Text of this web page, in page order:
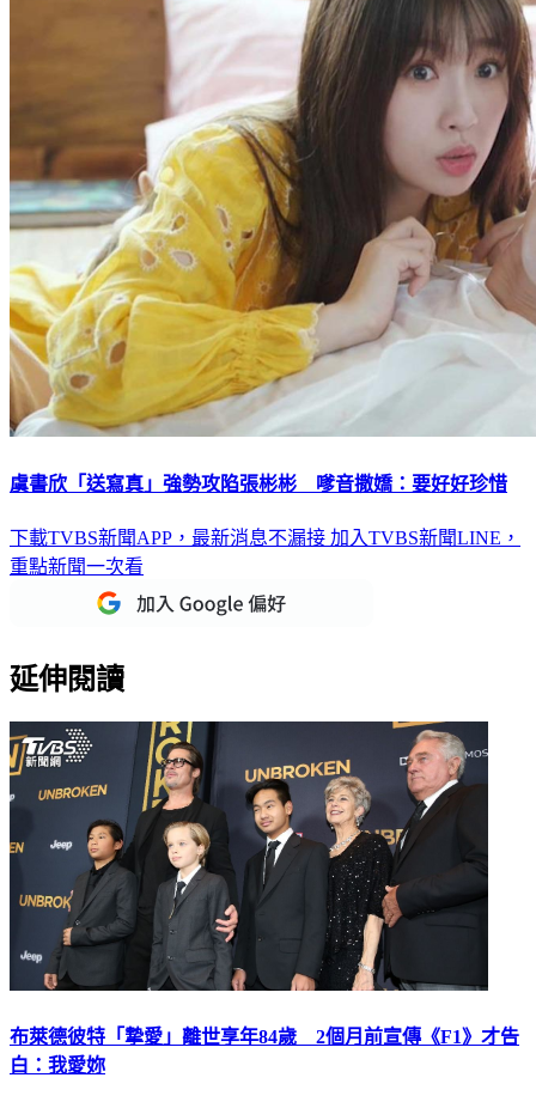
虞書欣「送寫真」強勢攻陷張彬彬 嗲音撒嬌：要好好珍惜
下載TVBS新聞APP，最新消息不漏接 加入TVBS新聞LINE，
重點新聞一次看
延伸閱讀
布萊德彼特「摯愛」離世享年84歲 2個月前宣傳《F1》才告
白：我愛妳